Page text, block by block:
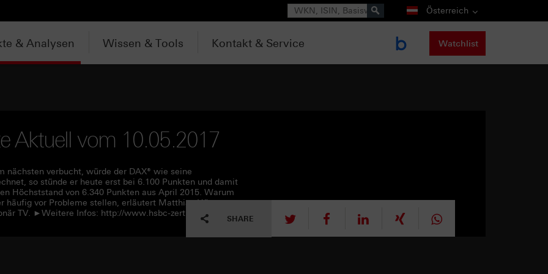
Suche Österreich
& Analysen Wissen & Tools Kontakt & Service Watchlist
Aktuell vom 10.05.2017
nächsten verbucht, würde der DAX® wie seine
so stünde er heute erst bei 6.100 Punkten und damit
Höchststand‎ von 6.340 Punkten aus April 2015. Warum
häufig vor Probleme stellen, erläutert Matthias Hüppe von
TV. ►Weitere Infos: http://www.hsbc-zertifikate.de
SHARE tweet mitteilen